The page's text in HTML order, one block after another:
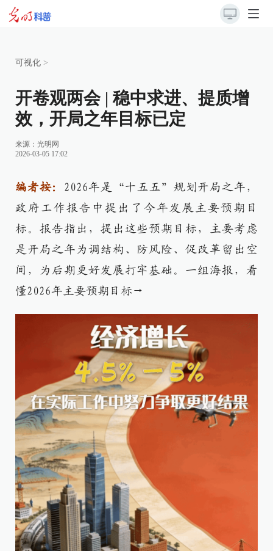
可视化 >
开卷观两会 | 稳中求进、提质增
效，开局之年目标已定
来源： 光明网
2026-03-05 17:02
编者按： 2026年是“十五五”规划开局之年，
政府工作报告中提出了今年发展主要预期目
标。报告指出，提出这些预期目标，主要考虑
是开局之年为调结构、防风险、促改革留出空
间，为后期更好发展打牢基础。一组海报，看
懂2026年主要预期目标→